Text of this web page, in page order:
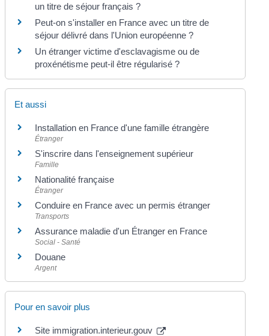
un titre de séjour français ?
Peut-on s'installer en France avec un titre de
séjour délivré dans l'Union européenne ?
Un étranger victime d'esclavagisme ou de
proxénétisme peut-il être régularisé ?
Et aussi
Installation en France d'une famille étrangère
Étranger
S'inscrire dans l'enseignement supérieur
Famille
Nationalité française
Étranger
Conduire en France avec un permis étranger
Transports
Assurance maladie d'un Étranger en France
Social - Santé
Douane
Argent
Pour en savoir plus
Site immigration.interieur.gouv